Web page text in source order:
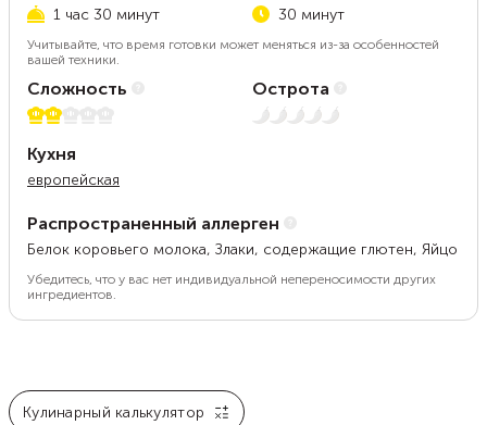
1 час 30 минут 30 минут
Учитывайте, что время готовки может меняться из-за особенностей
вашей техники.
Сложность
2 из 5
Острота
Нет остроты
Кухня
европейская
Распространенный аллерген
Белок коровьего молока, Злаки, содержащие глютен, Яйцо
Убедитесь, что у вас нет индивидуальной непереносимости других
ингредиентов.
Кулинарный калькулятор